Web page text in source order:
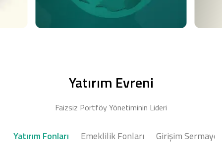
Yatırım Evreni
Faizsiz Portföy Yönetiminin Lideri
Yatırım Fonları Emeklilik Fonları Girişim